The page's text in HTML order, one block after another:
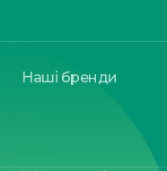
Наші бренди